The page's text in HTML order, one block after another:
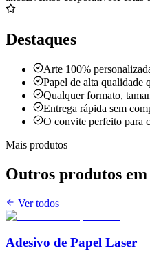
Destaques
Arte 100%
Papel de alta qualidade
Qualquer formato,
Entrega rápida sem
O convite perfeito para
Mais produtos
Outros produtos em
Ver todos
Adesivo de Papel Laser